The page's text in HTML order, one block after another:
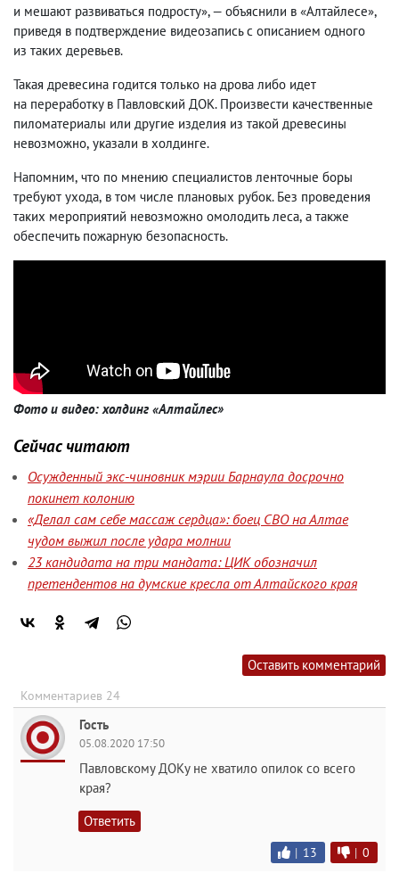
и мешают развиваться подросту», — объяснили в «Алтайлесе»,
приведя в подтверждение видеозапись с описанием одного
из таких деревьев.
Такая древесина годится только на дрова либо идет
на переработку в Павловский ДОК. Произвести качественные
пиломатериалы или другие изделия из такой древесины
невозможно, указали в холдинге.
Напомним, что по мнению специалистов ленточные боры
требуют ухода, в том числе плановых рубок. Без проведения
таких мероприятий невозможно омолодить леса, а также
обеспечить пожарную безопасность.
Фото и видео: холдинг «Алтайлес»
Сейчас читают
Осужденный экс-чиновник мэрии Барнаула досрочно
покинет колонию
«Делал сам себе массаж сердца»: боец СВО на Алтае
чудом выжил после удара молнии
23 кандидата на три мандата: ЦИК обозначил
претендентов на думские кресла от Алтайского края
Оставить комментарий
Комментариев 24
Гость
05.08.2020 17:50
Павловскому ДОКу не хватило опилок со всего
края?
Ответить
| 13 | 0